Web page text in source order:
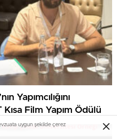
Yapımcılığını
Film Yapım Ödülü
uygun şekilde çerez